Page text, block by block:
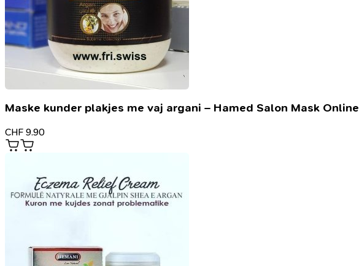
Maske kunder plakjes me vaj argani – Hamed Salon Mask Online
CHF 9.90